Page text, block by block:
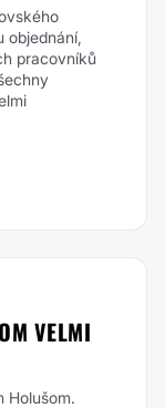
pracovníků
VELMI
Holušom.